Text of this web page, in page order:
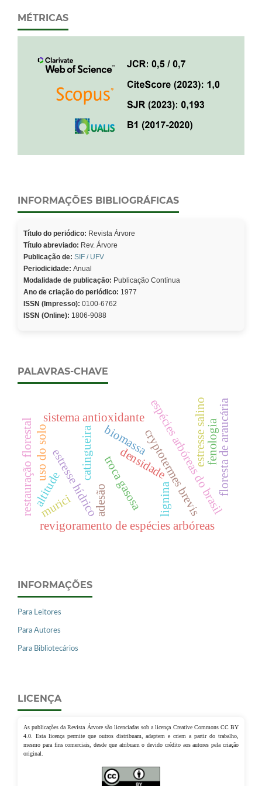
MÉTRICAS
INFORMAÇÕES BIBLIOGRÁFICAS
Título do periódico: Revista Árvore
Título abreviado: Rev. Árvore
Publicação de: SIF / UFV
Periodicidade: Anual
Modalidade de publicação: Publicação Contínua
Ano de criação do periódico: 1977
ISSN (Impresso): 0100-6762
ISSN (Online): 1806-9088
PALAVRAS-CHAVE
biomassa
densidade
sistema antioxidante
troca gasosaespécies arbóreas do brasil
revigoramento de espécies arbóreas
lignina
estresse salino
catingueira
estresse hídrico
altitude
restauração florestal floresta de araucária
fenologia
murici cryptotermes brevis
adesão
uso do solo
INFORMAÇÕES
Para Leitores
Para Autores
Para Bibliotecários
LICENÇA
As publicações da Revista Árvore são licenciadas sob a licença Creative Commons CC BY
4.0. Esta licença permite que outros distribuam, adaptem e criem a partir do trabalho,
mesmo para fins comerciais, desde que atribuam o devido crédito aos autores pela criação
original.